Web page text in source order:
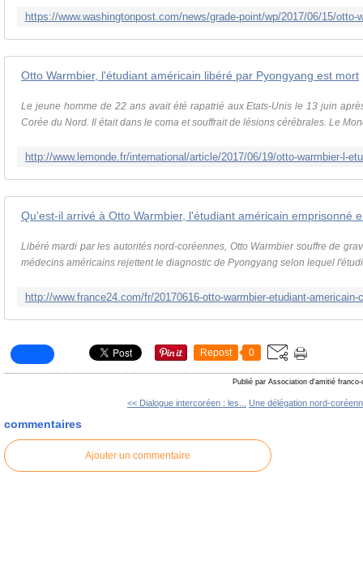
Otto Warmbier, l'étudiant américain libéré par Pyongyang est mort
Le jeune homme de 22 ans avait été rapatrié aux Etats-Unis le 13 juin
Corée du Nord. Il était dans le coma et souffrait de lésions cérébrales. Le
Libéré mardi par les autorités nord-coréennes, Otto Warmbier souffre de
médecins américains rejettent le diagnostic de Pyongyang selon lequel
Repost 0
Publié par Association d'amitié franco-
<< Dialogue intercoréen : les... Une délégation nord-
commentaires
Ajouter un commentaire